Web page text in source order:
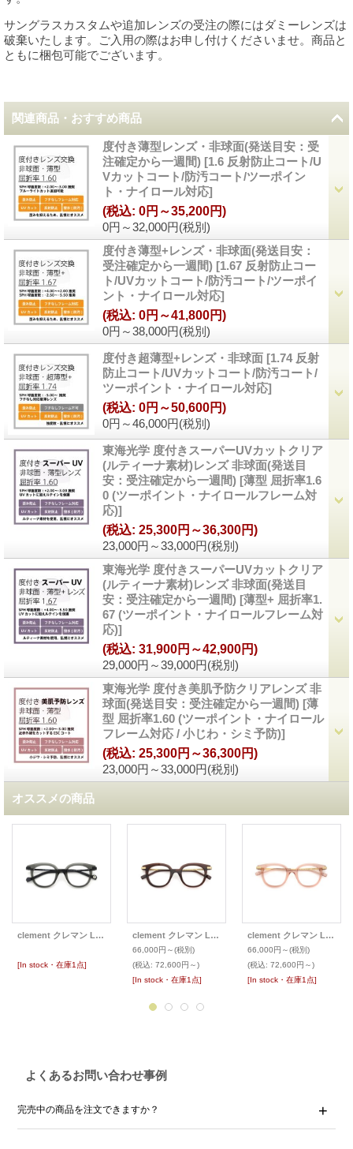
サングラスカスタムや追加レンズの受注の際にはダミーレンズは
破棄いたします。ご入用の際はお申し付けくださいませ。商品と
ともに梱包可能でございます。
関連商品・おすすめ商品
度付き薄型レンズ・非球面(発送目安：受
注確定から一週間) [1.6 反射防止コート/U
Vカットコート/防汚コート/ツーポイン
ト・ナイロール対応]
0円～32,000円(税別)
(税込: 0円～35,200円)
度付き薄型+レンズ・非球面(発送目安：
受注確定から一週間) [1.67 反射防止コー
ト/UVカットコート/防汚コート/ツーポイ
ント・ナイロール対応]
0円～38,000円(税別)
(税込: 0円～41,800円)
度付き超薄型+レンズ・非球面 [1.74 反射
防止コート/UVカットコート/防汚コート/
ツーポイント・ナイロール対応]
0円～46,000円(税別)
(税込: 0円～50,600円)
東海光学 度付きスーパーUVカットクリア
(ルティーナ素材)レンズ 非球面(発送目
安：受注確定から一週間) [薄型 屈折率1.6
0 (ツーポイント・ナイロールフレーム対
応)]
23,000円～33,000円(税別)
(税込: 25,300円～36,300円)
東海光学 度付きスーパーUVカットクリア
(ルティーナ素材)レンズ 非球面(発送目
安：受注確定から一週間) [薄型+ 屈折率1.
67 (ツーポイント・ナイロールフレーム対
応)]
29,000円～39,000円(税別)
(税込: 31,900円～42,900円)
東海光学 度付き美肌予防クリアレンズ 非
球面(発送目安：受注確定から一週間) [薄
型 屈折率1.60 (ツーポイント・ナイロール
フレーム対応 / 小じわ・シミ予防)]
23,000円～33,000円(税別)
(税込: 25,300円～36,300円)
オススメの商品
clement クレマン LUCIDE collection メガネ COLETTE-LU
[In stock・在庫1点]
clement クレマン LUCIDE collection メガネ COLETTE-LU
66,000円～(税別)
(税込: 72,600円～)
[In stock・在庫1点]
clement クレマン LUCIDE collection メガネ COLETTE-LU
66,000円～(税別)
(税込: 72,600円～)
[In stock・在庫1点]
よくあるお問い合わせ事例
完売中の商品を注文できますか？